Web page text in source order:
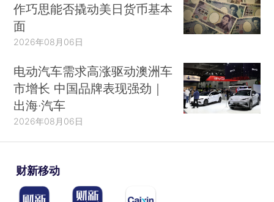
作巧思能否撬动美日货币基本
面
2026年08月06日
电动汽车需求高涨驱动澳洲车
市增长 中国品牌表现强劲｜
出海·汽车
2026年08月06日
财新移动